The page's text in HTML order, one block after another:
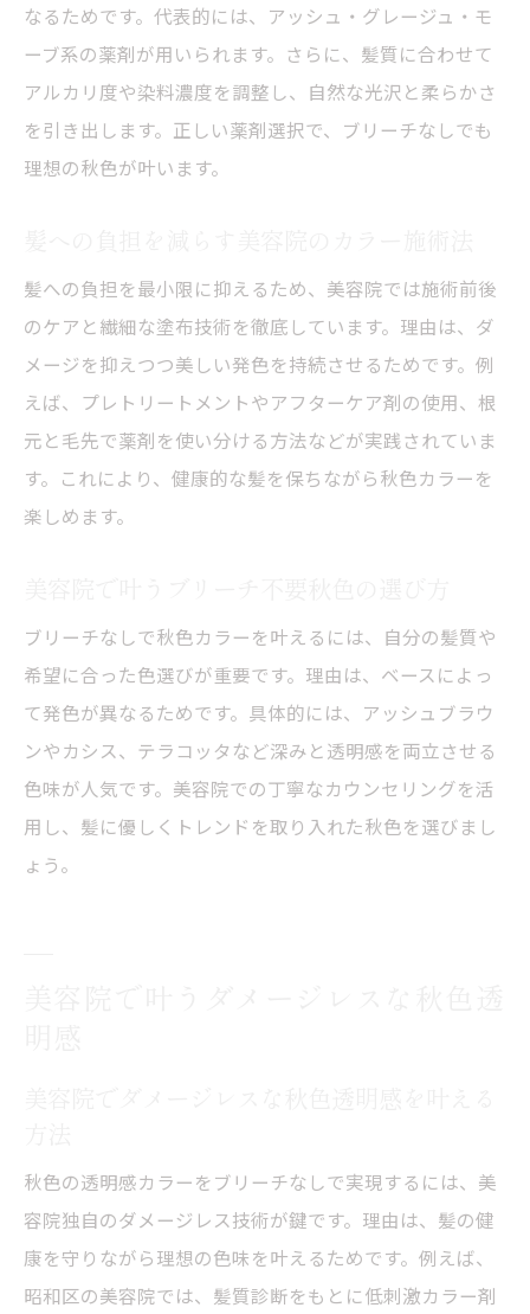
なるためです。代表的には、アッシュ・グレージュ・モ
ーブ系の薬剤が用いられます。さらに、髪質に合わせて
アルカリ度や染料濃度を調整し、自然な光沢と柔らかさ
を引き出します。正しい薬剤選択で、ブリーチなしでも
理想の秋色が叶います。
髪への負担を最小限に抑えるため、美容院では施術前後
のケアと繊細な塗布技術を徹底しています。理由は、ダ
メージを抑えつつ美しい発色を持続させるためです。例
えば、プレトリートメントやアフターケア剤の使用、根
元と毛先で薬剤を使い分ける方法などが実践されていま
す。これにより、健康的な髪を保ちながら秋色カラーを
楽しめます。
ブリーチなしで秋色カラーを叶えるには、自分の髪質や
希望に合った色選びが重要です。理由は、ベースによっ
て発色が異なるためです。具体的には、アッシュブラウ
ンやカシス、テラコッタなど深みと透明感を両立させる
色味が人気です。美容院での丁寧なカウンセリングを活
用し、髪に優しくトレンドを取り入れた秋色を選びまし
ょう。
秋色の透明感カラーをブリーチなしで実現するには、美
容院独自のダメージレス技術が鍵です。理由は、髪の健
康を守りながら理想の色味を叶えるためです。例えば、
昭和区の美容院では、髪質診断をもとに低刺激カラー剤